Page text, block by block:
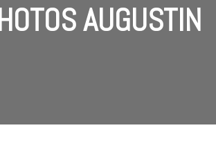
AUGUSTIN